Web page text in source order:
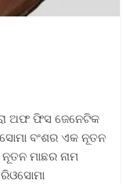
ଅଫ ଫିସ ଜେନେଟିକ
ବଂଶର ଏକ ନୂତନ
ମାଛର ନାମ